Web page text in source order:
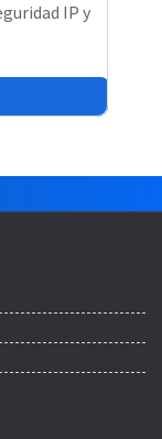
IP y